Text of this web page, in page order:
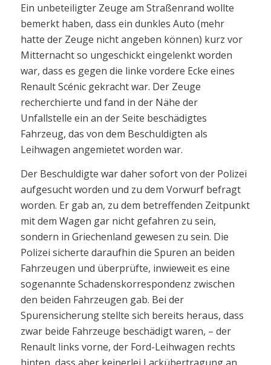
Ein unbeteiligter Zeuge am Straßenrand wollte
bemerkt haben, dass ein dunkles Auto (mehr
hatte der Zeuge nicht angeben können) kurz vor
Mitternacht so ungeschickt eingelenkt worden
war, dass es gegen die linke vordere Ecke eines
Renault Scénic gekracht war. Der Zeuge
recherchierte und fand in der Nähe der
Unfallstelle ein an der Seite beschädigtes
Fahrzeug, das von dem Beschuldigten als
Leihwagen angemietet worden war.
Der Beschuldigte war daher sofort von der Polizei
aufgesucht worden und zu dem Vorwurf befragt
worden. Er gab an, zu dem betreffenden Zeitpunkt
mit dem Wagen gar nicht gefahren zu sein,
sondern in Griechenland gewesen zu sein. Die
Polizei sicherte daraufhin die Spuren an beiden
Fahrzeugen und überprüfte, inwieweit es eine
sogenannte Schadenskorrespondenz zwischen
den beiden Fahrzeugen gab. Bei der
Spurensicherung stellte sich bereits heraus, dass
zwar beide Fahrzeuge beschädigt waren, – der
Renault links vorne, der Ford-Leihwagen rechts